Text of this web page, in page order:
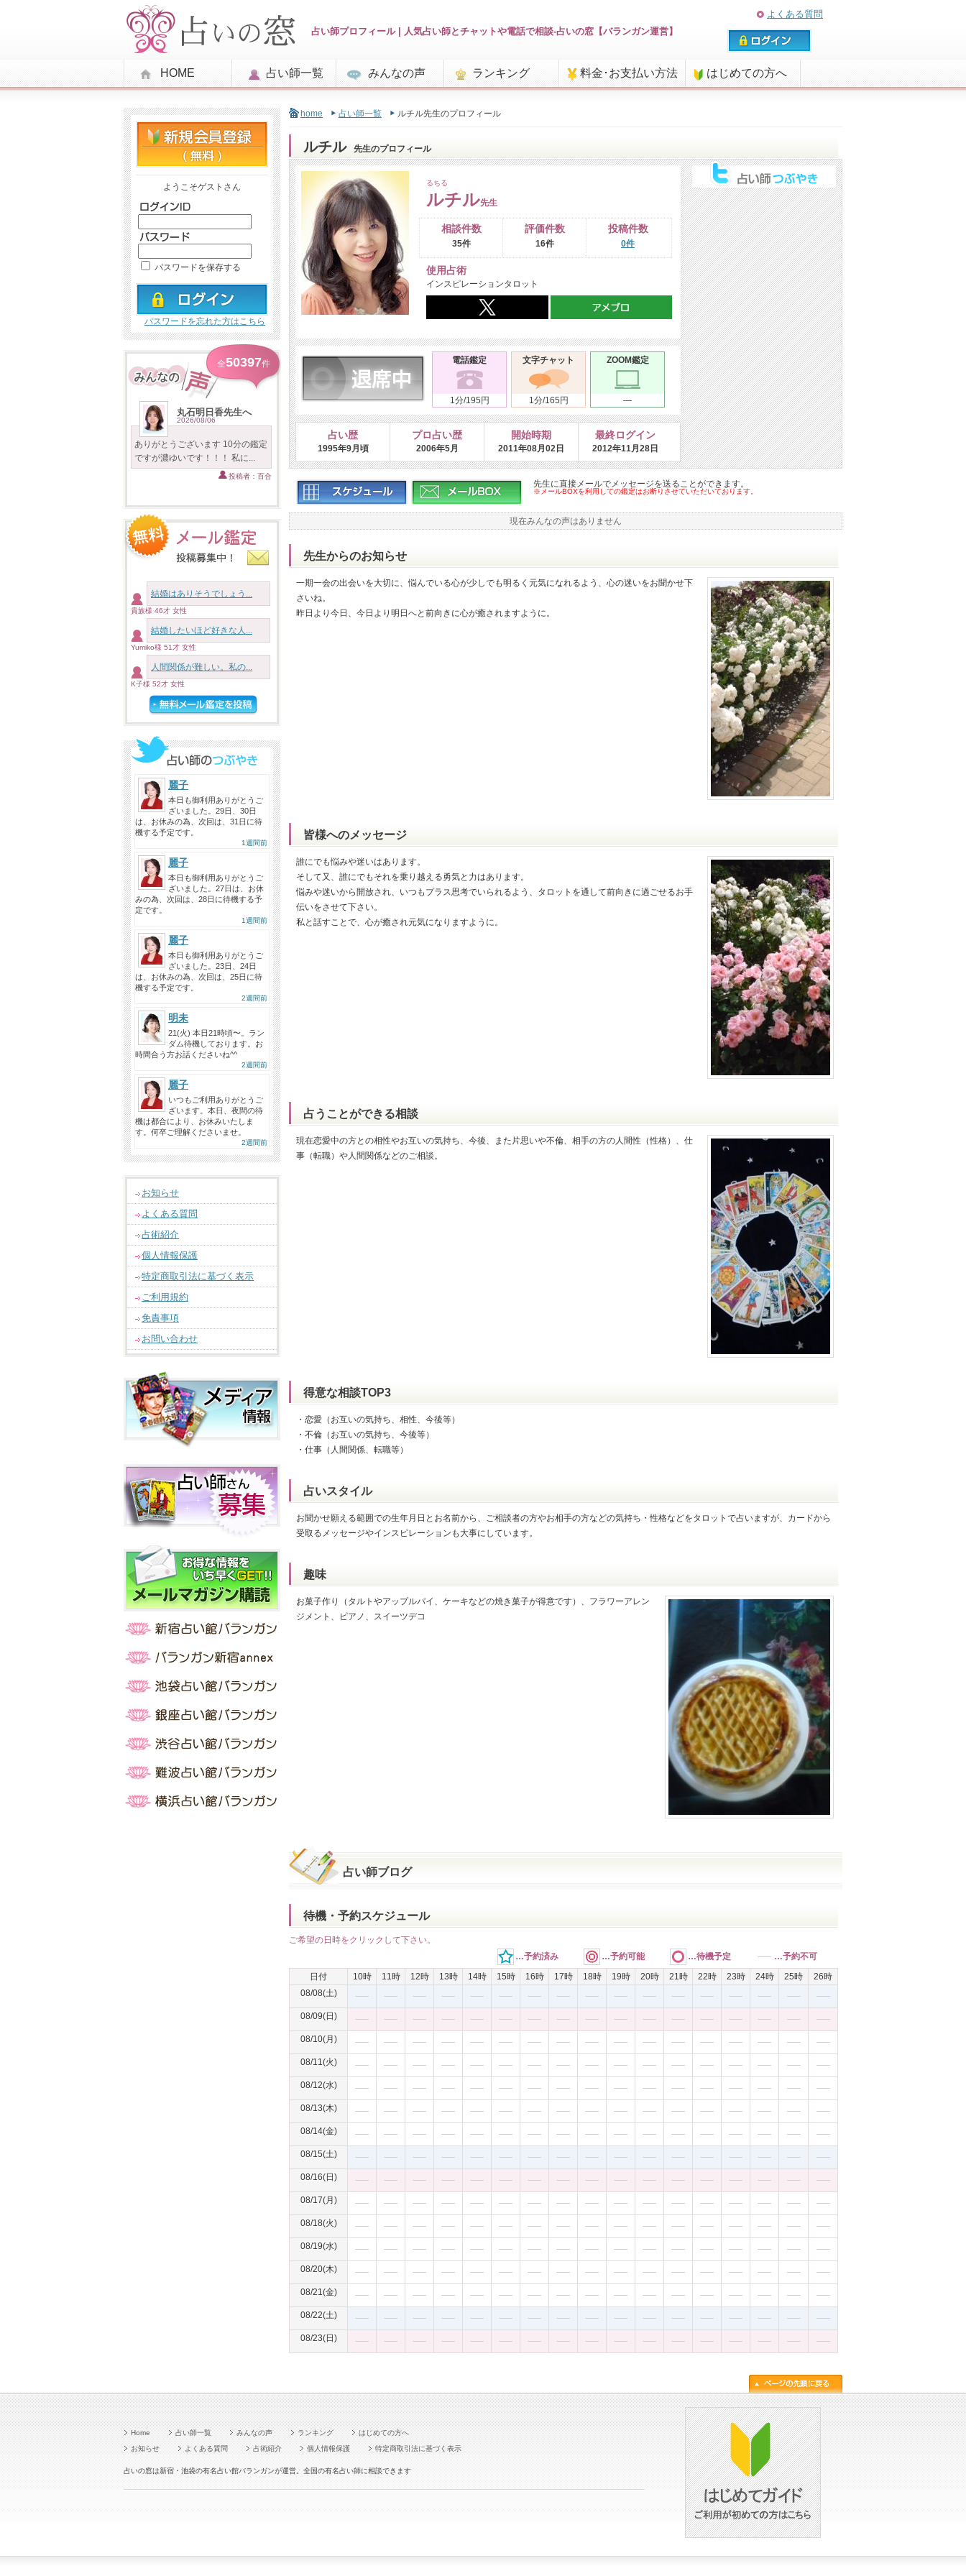
占い師プロフィール | 人気占い師とチャットや電話で相談-占いの窓【バランガン運営】
よくある質問
HOME 占い師一覧 みんなの声 ランキング 料金･お支払い方法 はじめての方へ
ようこそゲストさん
パスワードを保存する
パスワードを忘れた方はこちら
全50397件
丸石明日香先生へ
2026/08/06
ありがとうございます 10分の鑑定
ですが濃ゆいです！！！ 私に...
投稿者：百合
結婚はありそうでしょう...
貴族様 46才 女性
結婚したいほど好きな人...
Yumiko様 51才 女性
人間関係が難しい。私の...
K子様 52才 女性
麗子
本日も御利用ありがとうご
ざいました。29日、30日
は、お休みの為、次回は、31日に待
機する予定です。
1週間前
麗子
本日も御利用ありがとうご
ざいました。27日は、お休
みの為、次回は、28日に待機する予
定です。
1週間前
麗子
本日も御利用ありがとうご
ざいました。23日、24日
は、お休みの為、次回は、25日に待
機する予定です。
2週間前
明未
21(火) 本日21時頃〜。ラン
ダム待機しております。お
時間合う方お話くださいね^^
2週間前
麗子
いつもご利用ありがとうご
ざいます。本日、夜間の待
機は都合により、お休みいたしま
す。何卒ご理解くださいませ。
2週間前
お知らせ
よくある質問
占術紹介
個人情報保護
特定商取引法に基づく表示
ご利用規約
免責事項
お問い合わせ
home 占い師一覧 ルチル先生のプロフィール
ルチル 先生のプロフィール
るちる
ルチル先生
相談件数
35件
評価件数
16件
投稿件数
0件
使用占術
インスピレーションタロット
電話鑑定
1分/195円
文字チャット
1分/165円
ZOOM鑑定
―
占い歴
1995年9月頃
プロ占い歴
2006年5月
開始時期
2011年08月02日
最終ログイン
2012年11月28日
先生に直接メールでメッセージを送ることができます。
※メールBOXを利用しての鑑定はお断りさせていただいております。
現在みんなの声はありません
先生からのお知らせ
一期一会の出会いを大切に、悩んでいる心が少しでも明るく元気になれるよう、心の迷いをお聞かせ下
さいね。
昨日より今日、今日より明日へと前向きに心が癒されますように。
皆様へのメッセージ
誰にでも悩みや迷いはあります。
そして又、誰にでもそれを乗り越える勇気と力はあります。
悩みや迷いから開放され、いつもプラス思考でいられるよう、タロットを通して前向きに過ごせるお手
伝いをさせて下さい。
私と話すことで、心が癒され元気になりますように。
占うことができる相談
現在恋愛中の方との相性やお互いの気持ち、今後、また片思いや不倫、相手の方の人間性（性格）、仕
事（転職）や人間関係などのご相談。
得意な相談TOP3
・恋愛（お互いの気持ち、相性、今後等）
・不倫（お互いの気持ち、今後等）
・仕事（人間関係、転職等）
占いスタイル
お聞かせ願える範囲での生年月日とお名前から、ご相談者の方やお相手の方などの気持ち・性格などをタロットで占いますが、カードから
受取るメッセージやインスピレーションも大事にしています。
趣味
お菓子作り（タルトやアップルパイ、ケーキなどの焼き菓子が得意です）、フラワーアレン
ジメント、ピアノ、スイーツデコ
占い師ブログ
待機・予約スケジュール
ご希望の日時をクリックして下さい。
…予約済み
…予約可能 …待機予定
…予約不可
日付
10時 11時 12時 13時 14時 15時 16時 17時 18時 19時 20時 21時 22時 23時 24時 25時
26時
08/08(土)
08/09(日)
08/10(月)
08/11(火)
08/12(水)
08/13(木)
08/14(金)
08/15(土)
08/16(日)
08/17(月)
08/18(火)
08/19(水)
08/20(木)
08/21(金)
08/22(土)
08/23(日)
Home 占い師一覧 みんなの声 ランキング
はじめての方へ
お知らせ
よくある質問 占術紹介 個人情報保護 特定商取引法に基づく表示
占いの窓は新宿・池袋の有名占い館バランガンが運営。全国の有名占い師に相談できます